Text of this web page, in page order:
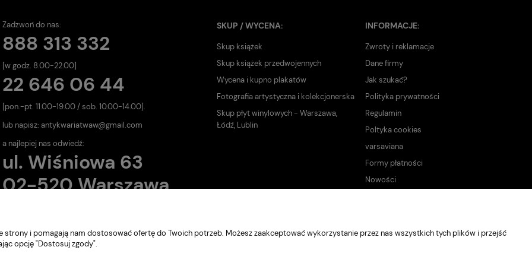
Zadzwoń do nas:
888 313 332
[w godz. 8.00-22.00]
22 646 06 44
[pon.-pt. 11.00-19.00 / sob. 10.00-14.00].
lub napisz: antykwariatwaw@gmail.com
a najlepiej nas odwiedź:
ul. Wiśniowa 63
02-520 Warszawa
SKUP / WYCENA:
Skup książek
Skup książek przedwojennych
Wycena i kupno plakatów
Fotografia artystyczna i kolekcjonerska
Skup płyt winylowych - Warszawa,
Łódź, Lublin
INFORMACJE:
Zwroty i reklamacje
Dane firmy
Jak szukać?
Polityka prywatności
Regulamin
Poltyka cookies
varsaviana
Formy płatności
Nowości
strony i pomagają nam dostosować ofertę do Twoich potrzeb. Możesz zaakceptować wykorzystanie przez nas wszystkich tych plików i przejść
opcję "Dostosuj zgody".